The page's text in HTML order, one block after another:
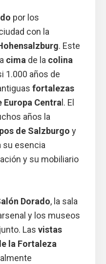
por los
con la
. Este
cimade la colina
1.000 años de
fortalezas
Europa Central. El
años la
de Salzburgo y
su esencia
y su mobiliario
Dorado, la sala
y los museos
Las vistas
la Fortaleza